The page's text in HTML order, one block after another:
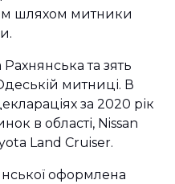
шляхом митники
та зять
митниці. В
за 2020 рік
в області, Nissan
Land Cruiser.
оформлена